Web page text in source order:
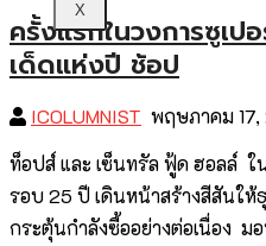
X
ครั้งแรกในวงการซูเ
เด็ดแห่งปี ช้อป
ICOLUMNIST พฤษภาคม 17,
ท็อปส์ และ เซ็นทรัล ฟู้ด ฮอลล์ ใ
รอบ 25 ปี เดินหน้าสร้างสีสันให้
กระตุ้นกำลังซื้ออย่างต่อเนื่อง